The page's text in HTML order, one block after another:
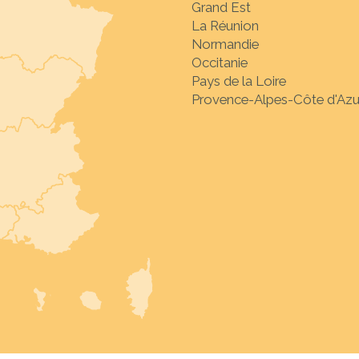
Grand Est
La Réunion
Normandie
Occitanie
Pays de la Loire
Provence-Alpes-Côte